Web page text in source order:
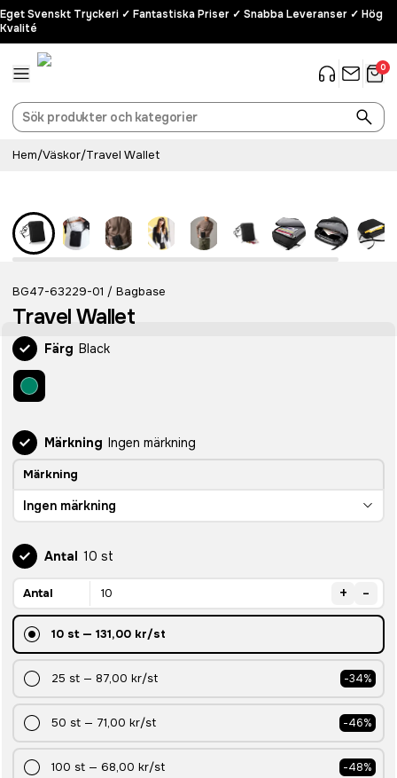
Eget Svenskt Tryckeri ✓ Fantastiska Priser ✓ Snabba Leveranser ✓ Hög
Kvalité
0
Hem/Väskor/Travel Wallet
BG47-63229-01 / Bagbase
Travel Wallet
Färg Black
Märkning Ingen märkning
Märkning
Ingen märkning
Antal 10 st
Antal + -
10 st— 131,00 kr/st
25 st — 87,00 kr/st -34%
50 st — 71,00 kr/st -46%
100 st — 68,00 kr/st -48%